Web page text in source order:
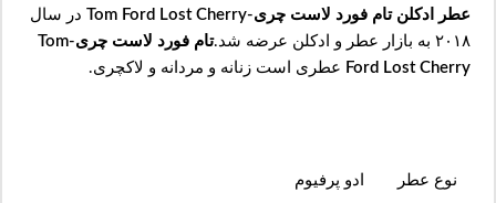
عطر ادکلن تام فورد لاست چری-Tom Ford Lost Cherry
در سال
۲۰۱۸ به بازار عطر و ادکلن عرضه شد.
تام فورد لاست چری-Tom
Ford Lost Cherry عطری است زنانه و مردانه و لاکچری.
نوع عطر ادو پرفیوم